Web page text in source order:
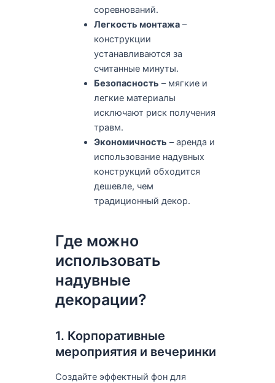
соревнований.
Легкость монтажа –
конструкции
устанавливаются за
считанные минуты.
Безопасность – мягкие и
легкие материалы
исключают риск получения
травм.
Экономичность – аренда и
использование надувных
конструкций обходится
дешевле, чем
традиционный декор.
Где можно
использовать
надувные
декорации?
1. Корпоративные
мероприятия и вечеринки
Создайте эффектный фон для